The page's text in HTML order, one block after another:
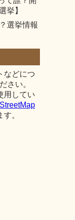
挙】
選挙情報
などにつ
さい。
用してい
。